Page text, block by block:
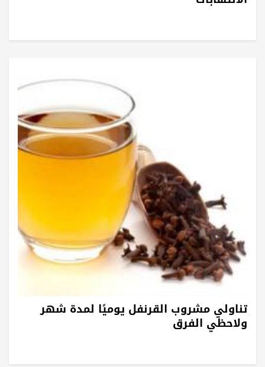
تناولي مشروب القرنفل يوميًا لمدة شهر
ولاحظي الفرق